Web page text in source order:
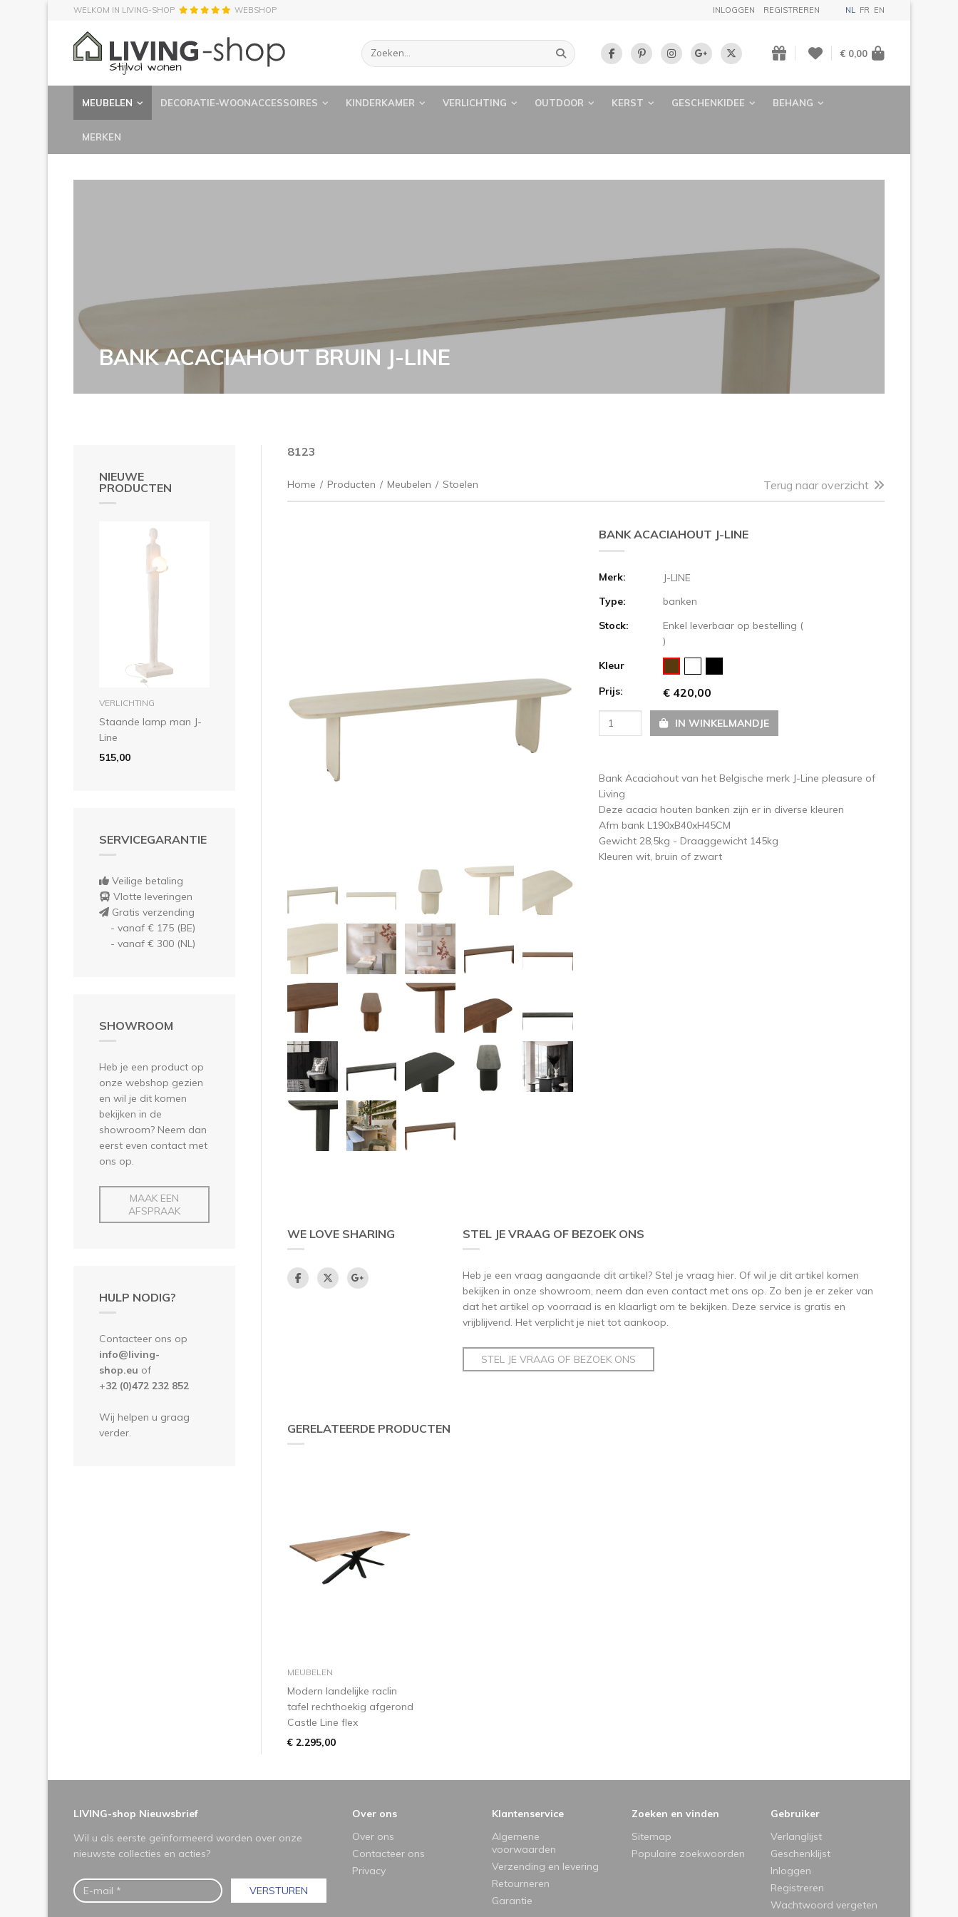
WELKOM IN LIVING-SHOP WEBSHOP INLOGGEN REGISTREREN NL FR EN
€ 0,00
MEUBELEN DECORATIE-WOONACCESSOIRES KINDERKAMER VERLICHTING OUTDOOR KERST GESCHENKIDEE BEHANG
MERKEN
BANK ACACIAHOUT BRUIN J-LINE
NIEUWE
PRODUCTEN
in winkelmandje
VERLICHTING
Staande lamp man J-
Line
515,00
SERVICEGARANTIE
Veilige betaling
Vlotte leveringen
Gratis verzending
- vanaf € 175 (BE)
- vanaf € 300 (NL)
SHOWROOM
Heb je een product op
onze webshop gezien
en wil je dit komen
bekijken in de
showroom? Neem dan
eerst even contact met
ons op.
MAAK EEN
AFSPRAAK
HULP NODIG?
Contacteer ons op
info@living-
shop.eu of
+32 (0)472 232 852
Wij helpen u graag
verder.
8123
Home / Producten / Meubelen / Stoelen Terug naar overzicht
Vorige Volgende
BANK ACACIAHOUT J-LINE
Merk:
J-LINE
Type:
banken
Stock:
Enkel leverbaar op bestelling (
)
Kleur
Prijs:
€ 420,00
IN WINKELMANDJE
Bank Acaciahout van het Belgische merk J-Line pleasure of
Living
Deze acacia houten banken zijn er in diverse kleuren
Afm bank L190xB40xH45CM
Gewicht 28,5kg - Draaggewicht 145kg
Kleuren wit, bruin of zwart
WE LOVE SHARING STEL JE VRAAG OF BEZOEK ONS
Heb je een vraag aangaande dit artikel? Stel je vraag hier. Of wil je dit artikel komen
bekijken in onze showroom, neem dan even contact met ons op. Zo ben je er zeker van
dat het artikel op voorraad is en klaarligt om te bekijken. Deze service is gratis en
vrijblijvend. Het verplicht je niet tot aankoop.
STEL JE VRAAG OF BEZOEK ONS
GERELATEERDE PRODUCTEN
in winkelmandje
MEUBELEN
Modern landelijke raclin
tafel rechthoekig afgerond
Castle Line flex
€ 2.295,00
LIVING-shop Nieuwsbrief
Wil u als eerste geïnformeerd worden over onze
nieuwste collecties en acties?
VERSTUREN
Over ons
Over ons
Contacteer ons
Privacy
Klantenservice
Algemene
voorwaarden
Verzending en levering
Retourneren
Garantie
Zoeken en vinden
Sitemap
Populaire zoekwoorden
Gebruiker
Verlanglijst
Geschenklijst
Inloggen
Registreren
Wachtwoord vergeten